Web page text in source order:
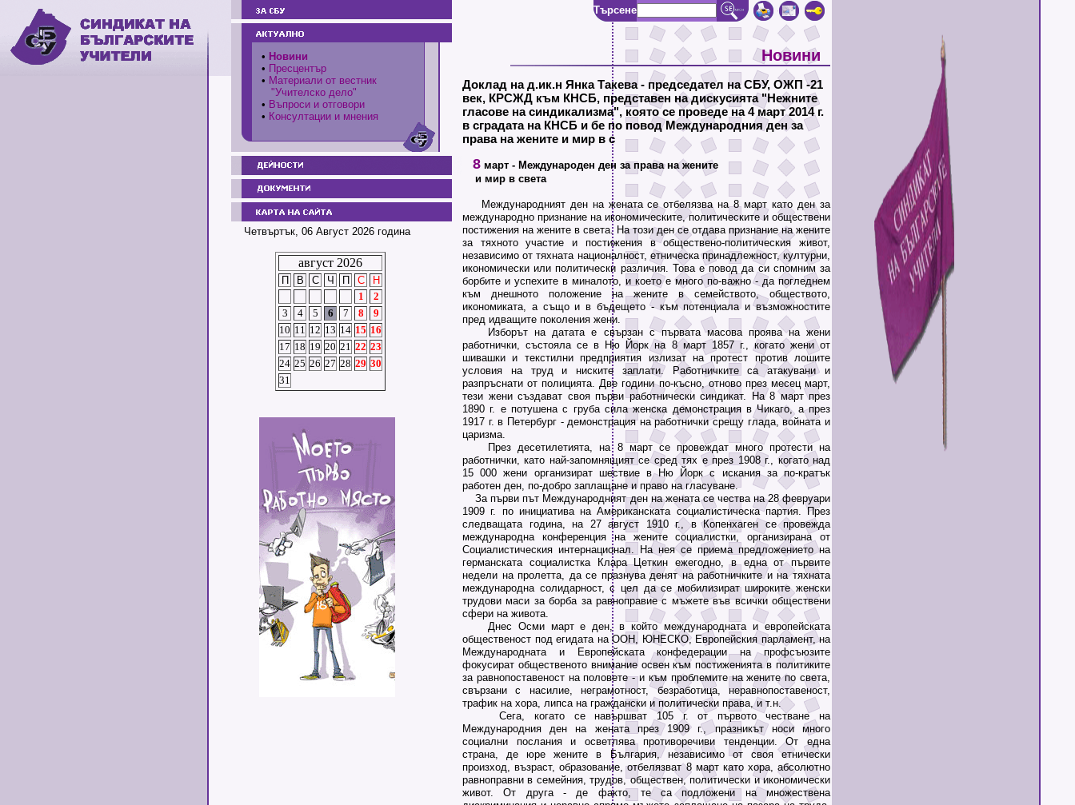
• Новини
• Пресцентър
• Материали от вестник
"Учителско дело"
• Въпроси и отговори
• Консултации и мнения
Четвъртък, 06 Август 2026 година
август 2026
П В С Ч П С
Н
1
2
3
4 5 6 7 8
9
10 11 12 13 14 15 16
17 18 19 20 21 22 23
24 25 26 27 28 29 30
31
Търсене
Новини
Доклад на д.ик.н Янка Такева - председател на СБУ, ОЖП -21
век, КРСЖД към КНСБ, представен на дискусията "Нежните
гласове на синдикализма", която се проведе на 4 март 2014 г.
в сградата на КНСБ и бе по повод Международния ден за
права на жените и мир в с
8 март - Международен ден за права на жените
и мир в света
Международният ден на жената се отбелязва на 8 март като ден за
международно признание на икономическите, политическите и обществени
постижения на жените в света. На този ден се отдава признание на жените
за тяхното участие и постижения в обществено-политическия живот,
независимо от тяхната националност, етническа принадлежност, културни,
икономически или политически различия. Това е повод да си спомним за
борбите и успехите в миналото, и което е много по-важно - да погледнем
към днешното положение на жените в семейството, обществото,
икономиката, а също и в бъдещето - към потенциала и възможностите
пред идващите поколения жени.
Изборът на датата е свързан с първата масова проява на жени
работнички, състояла се в Ню Йорк на 8 март 1857 г., когато жени от
шивашки и текстилни предприятия излизат на протест против лошите
условия на труд и ниските заплати. Работничките са атакувани и
разпръснати от полицията. Две години по-късно, отново през месец март,
тези жени създават своя първи работнически синдикат. На 8 март през
1890 г. е потушена с груба сила женска демонстрация в Чикаго, а през
1917 г. в Петербург - демонстрация на работнички срещу глада, войната и
царизма.
През десетилетията, на 8 март се провеждат много протести на
работнички, като най-запомнящият се сред тях е през 1908 г., когато над
15 000 жени организират шествие в Ню Йорк с искания за по-кратък
работен ден, по-добро заплащане и право на гласуване.
За първи път Международният ден на жената се чества на 28 февруари
1909 г. по инициатива на Американската социалистическа партия. През
следващата година, на 27 август 1910 г., в Копенхаген се провежда
международна конференция на жените социалистки, организирана от
Социалистическия интернационал. На нея се приема предложението на
германската социалистка Клара Цеткин ежегодно, в една от първите
недели на пролетта, да се празнува денят на работничките и на тяхната
международна солидарност, с цел да се мобилизират широките женски
трудови маси за борба за равноправие с мъжете във всички обществени
сфери на живота.
Днес Осми март е ден, в който международната и европейската
общественост под егидата на ООН, ЮНЕСКО, Европейския парламент, на
Международната и Европейската конфедерации на профсъюзите
фокусират общественото внимание освен към постиженията в политиките
за равнопоставеност на половете - и към проблемите на жените по света,
свързани с насилие, неграмотност, безработица, неравнопоставеност,
трафик на хора, липса на граждански и политически права, и т.н.
Сега, когато се навършват 105 г. от първото честване на
Международния ден на жената през 1909 г., празникът носи много
социални послания и осветлява противоречиви тенденции. От една
страна, де юре жените в България, независимо от своя етнически
произход, възраст, образование, отбелязват 8 март като хора, абсолютно
равноправни в семейния, трудов, обществен, политически и икономически
живот. От друга - де факто, те са подложени на множествена